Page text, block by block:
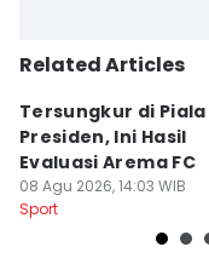
Related Articles
Tersungkur di Piala
Presiden, Ini Hasil
Evaluasi Arema FC
08 Agu 2026, 14:03 WIB
Sport